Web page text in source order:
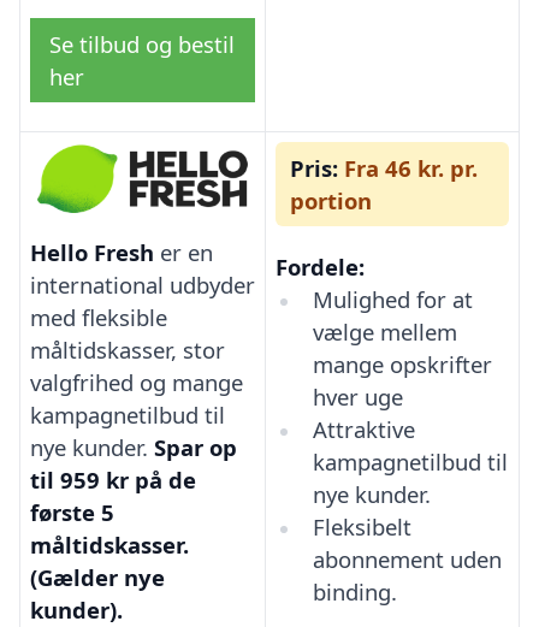
Se tilbud og bestil
her
Hello Fresh er en
international udbyder
med fleksible
måltidskasser, stor
valgfrihed og mange
kampagnetilbud til
nye kunder. Spar op
til 959 kr på de
første 5
måltidskasser.
(Gælder nye
kunder).
Pris: Fra 46 kr. pr.
portion
Fordele:
Mulighed for at
vælge mellem
mange opskrifter
hver uge
Attraktive
kampagnetilbud til
nye kunder.
Fleksibelt
abonnement uden
binding.